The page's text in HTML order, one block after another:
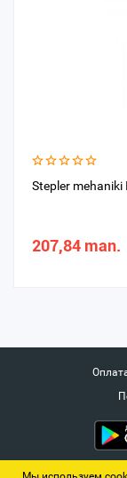
Stepler mehaniki
207,84 man.